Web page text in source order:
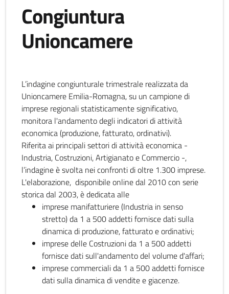
Congiuntura
Unioncamere
L’indagine congiunturale trimestrale realizzata da
Unioncamere Emilia-Romagna, su un campione di
imprese regionali statisticamente significativo,
monitora l'andamento degli indicatori di attività
economica (produzione, fatturato, ordinativi).
Riferita ai principali settori di attività economica -
Industria, Costruzioni, Artigianato e Commercio -,
l’indagine è svolta nei confronti di oltre 1.300 imprese.
L'elaborazione, disponibile online dal 2010 con serie
storica dal 2003, è dedicata alle
imprese manifatturiere (Industria in senso
stretto) da 1 a 500 addetti fornisce dati sulla
dinamica di produzione, fatturato e ordinativi;
imprese delle Costruzioni da 1 a 500 addetti
fornisce dati sull'andamento del volume d'affari;
imprese commerciali da 1 a 500 addetti fornisce
dati sulla dinamica di vendite e giacenze.